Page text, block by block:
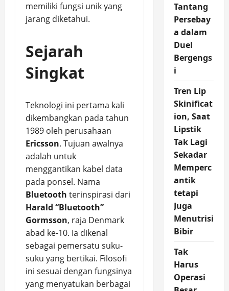
memiliki fungsi unik yang
jarang diketahui.
Sejarah
Singkat
Teknologi ini pertama kali
dikembangkan pada tahun
1989 oleh perusahaan
Ericsson. Tujuan awalnya
adalah untuk
menggantikan kabel data
pada ponsel. Nama
Bluetooth terinspirasi dari
Harald “Bluetooth”
Gormsson, raja Denmark
abad ke-10. Ia dikenal
sebagai pemersatu suku-
suku yang bertikai. Filosofi
ini sesuai dengan fungsinya
yang menyatukan berbagai
Tantang
Persebay
a dalam
Duel
Bergengs
i
Tren Lip
Skinificat
ion, Saat
Lipstik
Tak Lagi
Sekadar
Memperc
antik
tetapi
Juga
Menutrisi
Bibir
Tak
Harus
Operasi